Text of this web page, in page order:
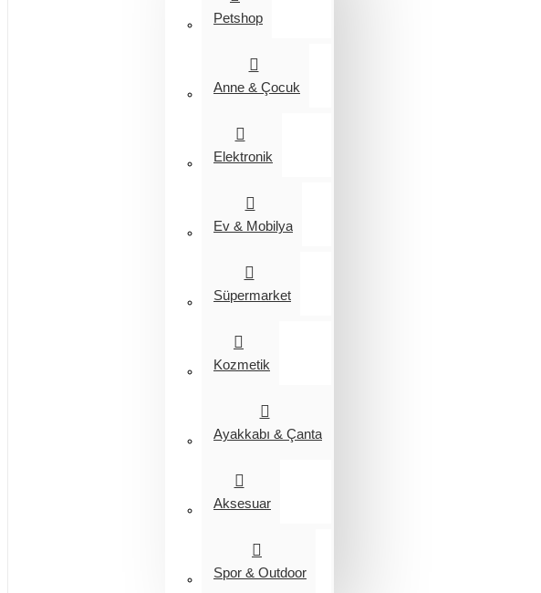
Petshop
Anne & Çocuk
Elektronik
Ev & Mobilya
Süpermarket
Kozmetik
Ayakkabı & Çanta
Aksesuar
Spor & Outdoor